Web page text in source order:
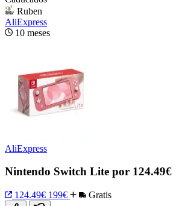
Ruben
AliExpress
10 meses
AliExpress
Nintendo Switch Lite por 124.49€
124.49€ 199€ Gratis